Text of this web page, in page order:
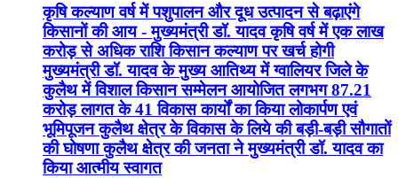
कृषि कल्याण वर्ष में पशुपालन और दूध उत्पादन से बढ़ाएंगे
किसानों की आय - मुख्यमंत्री डॉ. यादव कृषि वर्ष में एक लाख
करोड़ से अधिक राशि किसान कल्याण पर खर्च होगी
मुख्यमंत्री डॉ. यादव के मुख्य आतिथ्य में ग्वालियर जिले के
कुलैथ में विशाल किसान सम्मेलन आयोजित लगभग 87.21
करोड़ लागत के 41 विकास कार्यों का किया लोकार्पण एवं
भूमिपूजन कुलैथ क्षेत्र के विकास के लिये की बड़ी-बड़ी सौगातों
की घोषणा कुलैथ क्षेत्र की जनता ने मुख्यमंत्री डॉ. यादव का
किया आत्मीय स्वागत